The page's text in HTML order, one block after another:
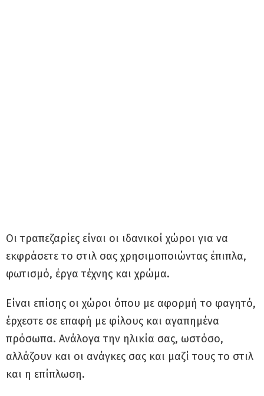
Οι τραπεζαρίες είναι οι ιδανικοί χώροι για να
εκφράσετε το στιλ σας χρησιμοποιώντας έπιπλα,
φωτισμό, έργα τέχνης και χρώμα.
Είναι επίσης οι χώροι όπου με αφορμή το φαγητό,
έρχεστε σε επαφή με φίλους και αγαπημένα
πρόσωπα. Ανάλογα την ηλικία σας, ωστόσο,
αλλάζουν και οι ανάγκες σας και μαζί τους το στιλ
και η επίπλωση.